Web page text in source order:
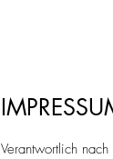
Verantwortlich